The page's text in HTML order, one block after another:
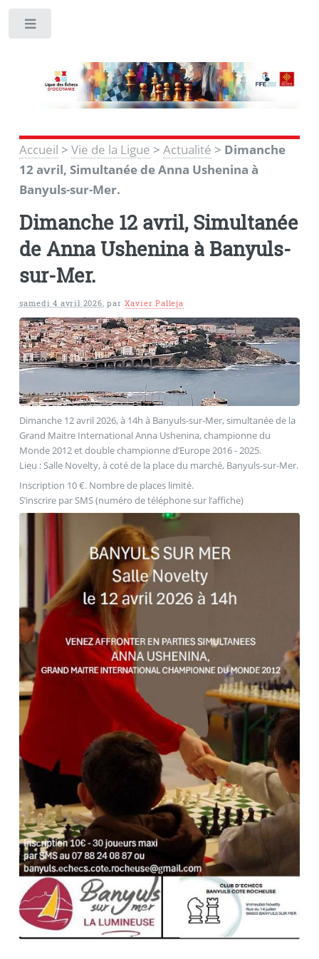
Accueil > Vie de la Ligue > Actualité > Dimanche
12 avril, Simultanée de Anna Ushenina à
Banyuls-sur-Mer.
Dimanche 12 avril, Simultanée
de Anna Ushenina à Banyuls-
sur-Mer.
samedi 4 avril 2026,par Xavier Palleja
Dimanche 12 avril 2026, à 14h à Banyuls-sur-Mer, simultanée de la
Grand Maitre International Anna Ushenina, championne du
Monde 2012 et double championne d’Europe 2016 - 2025.
Lieu : Salle Novelty, à coté de la place du marché, Banyuls-sur-Mer.
Inscription 10 €. Nombre de places limité.
S’inscrire par SMS (numéro de téléphone sur l’affiche)